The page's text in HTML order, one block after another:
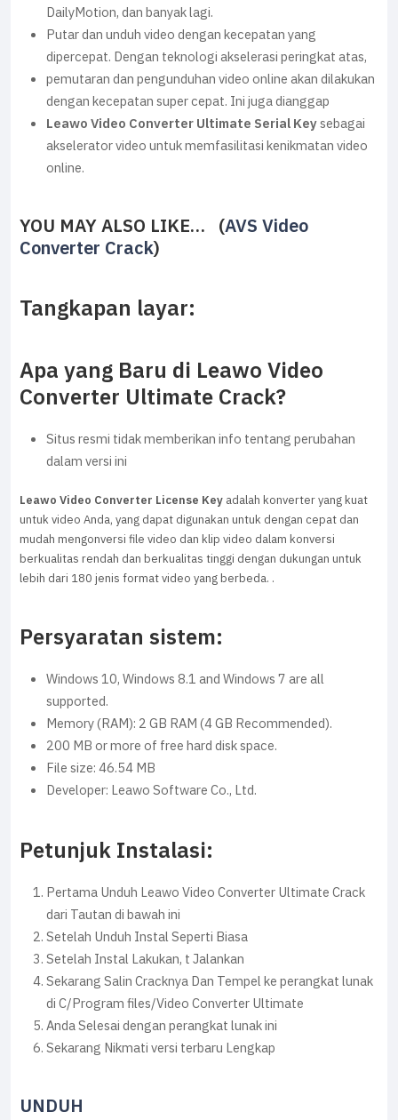
DailyMotion, dan banyak lagi.
Putar dan unduh video dengan kecepatan yang
dipercepat. Dengan teknologi akselerasi peringkat atas,
pemutaran dan pengunduhan video online akan dilakukan
dengan kecepatan super cepat. Ini juga dianggap
Leawo Video Converter Ultimate Serial Keysebagai
akselerator video untuk memfasilitasi kenikmatan video
online.
YOU MAY ALSO LIKE… (AVS Video
Converter Crack)
Tangkapan layar:
Apa yang Baru di Leawo Video
Converter Ultimate Crack?
Situs resmi tidak memberikan info tentang perubahan
dalam versi ini
Leawo Video Converter License Key adalah konverter yang kuat
untuk video Anda, yang dapat digunakan untuk dengan cepat dan
mudah mengonversi file video dan klip video dalam konversi
berkualitas rendah dan berkualitas tinggi dengan dukungan untuk
lebih dari 180 jenis format video yang berbeda. .
Persyaratan sistem:
Windows 10, Windows 8.1 and Windows 7 are all
supported.
Memory (RAM): 2 GB RAM (4 GB Recommended).
200 MB or more of free hard disk space.
File size: 46.54 MB
Developer: Leawo Software Co., Ltd.
Petunjuk Instalasi:
Pertama Unduh Leawo Video Converter Ultimate Crack
dari Tautan di bawah ini
Setelah Unduh Instal Seperti Biasa
Setelah Instal Lakukan, t Jalankan
Sekarang Salin Cracknya Dan Tempel ke perangkat lunak
di C/Program files/Video Converter Ultimate
Anda Selesai dengan perangkat lunak ini
Sekarang Nikmati versi terbaru Lengkap
UNDUH